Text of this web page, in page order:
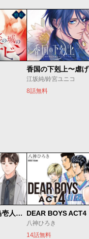
江坂純/鈴宮ユニコ
8話無料
SとX セラピスト霜鳥壱人の診察室 DEAR BOYS ACT4
八神ひろき
14話無料